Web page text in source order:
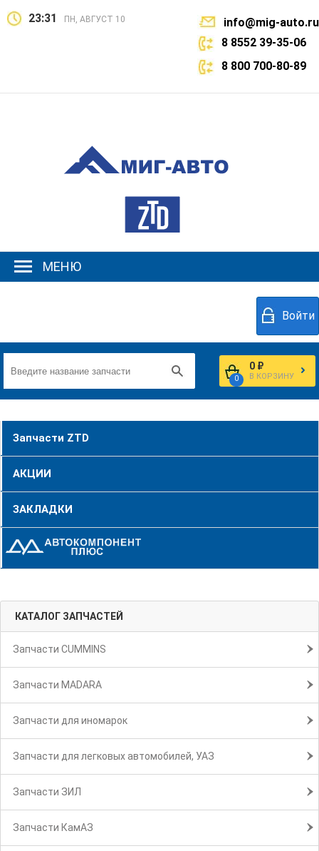
23:31 ПН, АВГУСТ 10
info@mig-auto.ru
8 8552 39-35-06
8 800 700-80-89
МЕНЮ
Войти
0
0 ₽
В КОРЗИНУ
Запчасти ZTD
АКЦИИ
ЗАКЛАДКИ
КАТАЛОГ ЗАПЧАСТЕЙ
Запчасти CUMMINS
Запчасти MADARA
Запчасти для иномарок
Запчасти для легковых автомобилей, УАЗ
Запчасти ЗИЛ
Запчасти КамАЗ